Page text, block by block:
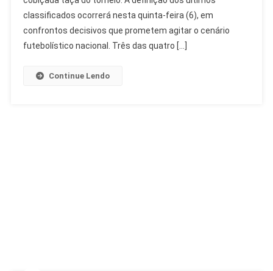
Final
Podem
Ser
classificados ocorrerá nesta quinta-feira (6), em
confrontos decisivos que prometem agitar o cenário
futebolístico nacional. Três das quatro […]
Continue Lendo